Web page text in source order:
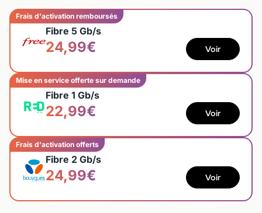
Frais d'activation remboursés
Fibre 5 Gb/s
24,99€ Voir
Mise en service offerte sur demande
Fibre 1 Gb/s
22,99€ Voir
Frais d'activation offerts
Fibre 2 Gb/s
24,99€ Voir